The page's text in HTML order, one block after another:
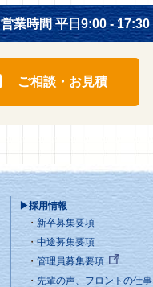
営業時間 平日9:00 - 17:30
ご相談・お見積
▶採用情報
新卒募集要項
中途募集要項
管理員募集要項
先輩の声、フロントの仕事